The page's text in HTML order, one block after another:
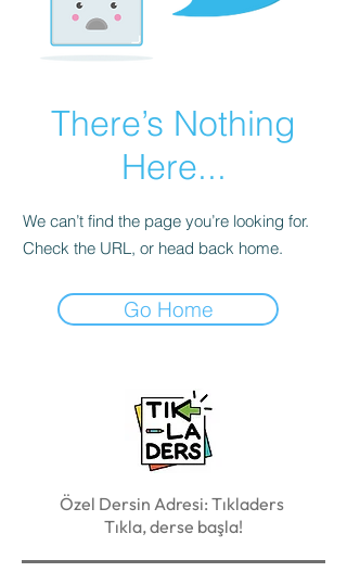
There’s Nothing
Here...
We can’t find the page you’re looking for.
Check the URL, or head back home.
Go Home
Özel Dersin Adresi: Tıkladers
Tıkla, derse başla!